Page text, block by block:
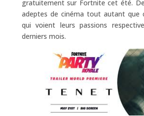
gratuitement sur Fortnite cet été.
adeptes de cinéma tout autant que
qui voient leurs passions
derniers mois.